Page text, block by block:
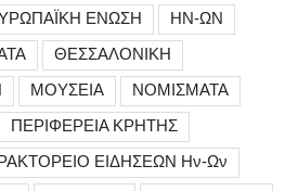
ΕΝΩΣΗ
ΗΝ-ΩΝ
ΘΕΣΣΑΛΟΝΙΚΗ
ΜΟΥΣΕΙΑ
ΝΟΜΙΣΜΑΤΑ
ΠΕΡΙΦΕΡΕΙΑ ΚΡΗΤΗΣ
ΕΙΔΗΣΕΩΝ Ην-Ων